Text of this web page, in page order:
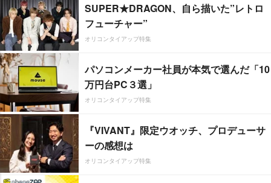
SUPER★DRAGON、自ら描いた”レトロ
フューチャー”
オリコンタイアップ特集
パソコンメーカー社員が本気で選んだ「10
万円台PC３選」
オリコンタイアップ特集
『VIVANT』限定ウオッチ、プロデューサ
ーの感想は
オリコンタイアップ特集